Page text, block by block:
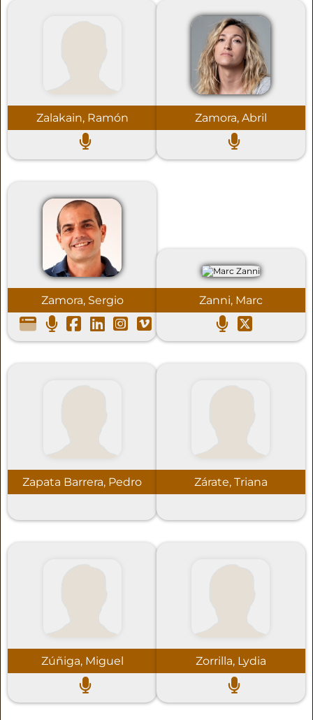
Zalakain, Ramón Zamora, Abril
Zamora, Sergio Zanni, Marc
Zapata Barrera, Pedro Zárate, Triana
Zúñiga, Miguel Zorrilla, Lydia